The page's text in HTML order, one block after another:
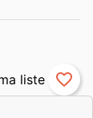
favorite_border